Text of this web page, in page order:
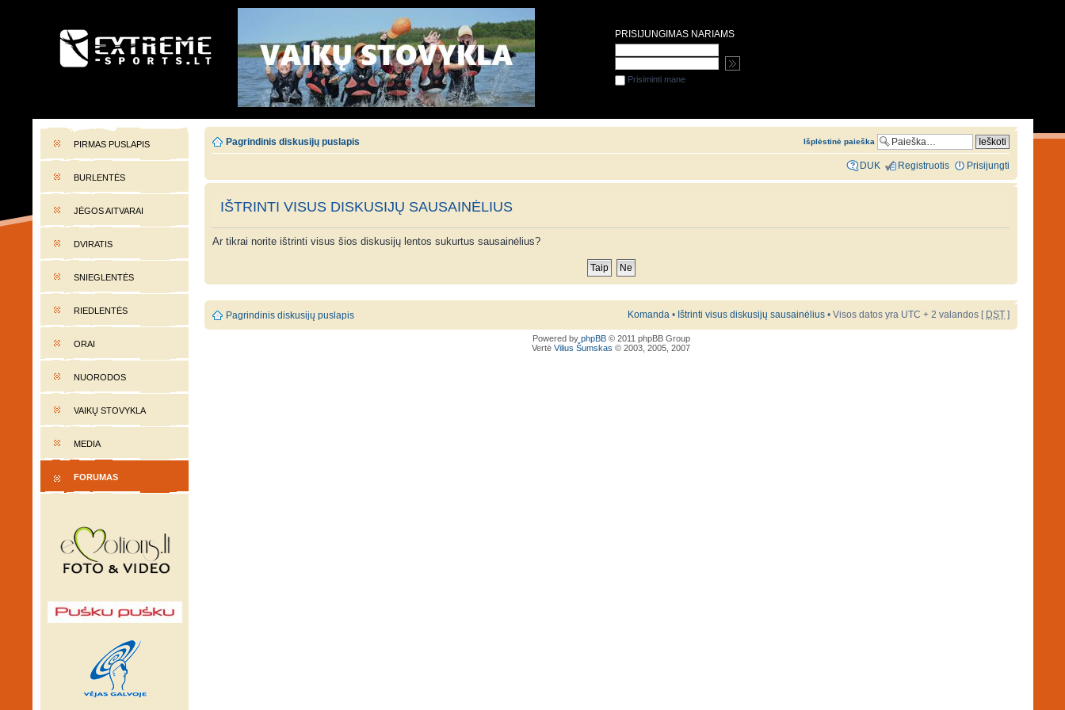
EXTREME-SPORTS.LT
PIRMAS PUSLAPIS
BURLENTĖS
JĖGOS AITVARAI
DVIRATIS
SNIEGLENTĖS
RIEDLENTĖS
ORAI
NUORODOS
VAIKŲ STOVYKLA
MEDIA
FORUMAS
Pagrindinis diskusijų puslapis Išplėstinė paieška
DUK Registruotis Prisijungti
IŠTRINTI VISUS DISKUSIJŲ SAUSAINĖLIUS
Ar tikrai norite ištrinti visus šios diskusijų lentos sukurtus sausainėlius?
Pagrindinis diskusijų puslapis Komanda • Ištrinti visus diskusijų sausainėlius • Visos datos yra UTC + 2 valandos [ DST ]
Powered by phpBB© 2011 phpBB Group
Vertė Vilius Šumskas © 2003, 2005, 2007
PRISIJUNGIMAS NARIAMS
Prisiminti mane